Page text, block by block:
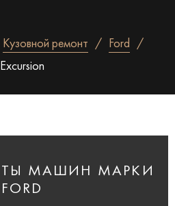
Кузовной ремонт
Ford
Excursion
МАШИН МАРКИ
FORD